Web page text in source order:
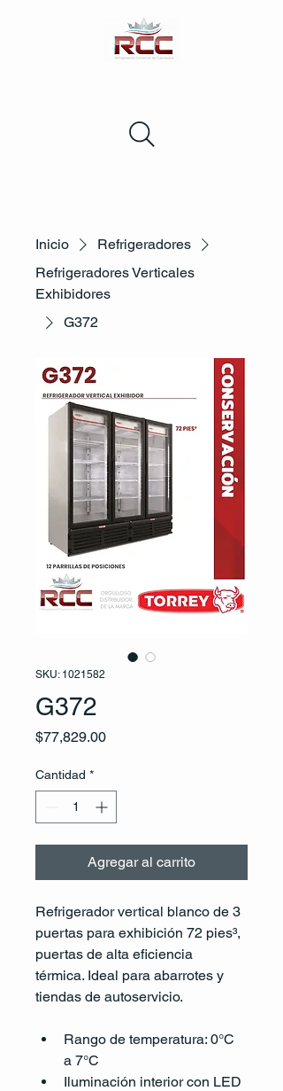
Inicio
Refrigeradores
Refrigeradores Verticales
Exhibidores
G372
SKU: 1021582
G372
$77,829.00Precio
Cantidad *
Agregar al carrito
Refrigerador vertical blanco de 3
puertas para exhibición 72 pies³,
puertas de alta eficiencia
térmica. Ideal para abarrotes y
tiendas de autoservicio.
Rango de temperatura: 0°C
a 7°C
Iluminación interior con LED